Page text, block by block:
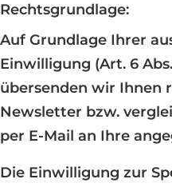
Rechtsgrundlage:
Auf Grundlage Ihrer
Einwilligung (Art. 6 Abs.
übersenden wir Ihnen
Newsletter bzw.
per E-Mail an Ihre
Die Einwilligung zur